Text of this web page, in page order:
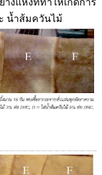
งแห้งที่ทำให้เกิดการ
น้ำส้มควันไม้